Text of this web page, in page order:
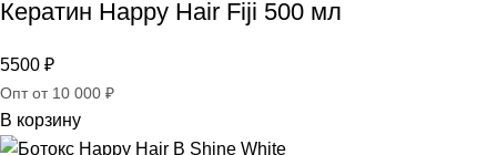
Кератин Happy Hair Fiji 500 мл
5500 ₽
Опт от 10 000 ₽
В корзину